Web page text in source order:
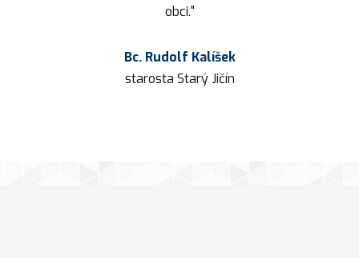
obci."
Bc. Rudolf Kalíšek
starosta Starý Jičín